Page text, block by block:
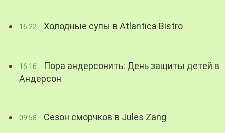
16:22 Холодные супы в Atlantica Bistro
16:16
Пора андерсонить: День защиты детей в
Андерсон
09:58 Сезон сморчков в Jules Zang